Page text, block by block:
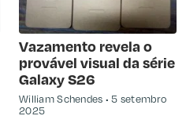
Vazamento revela o
provável visual da série
Galaxy S26
William Schendes
5 setembro
2025